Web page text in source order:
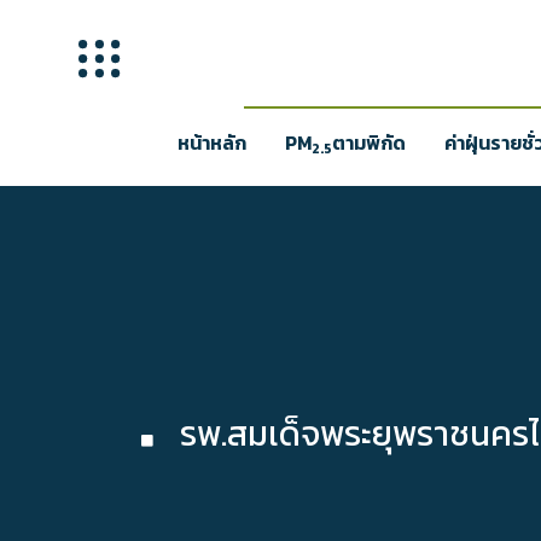
หน้าหลัก PM2.5ตามพิกัด ค่าฝุ่นรายชั่
รพ.สมเด็จพระยุพราชนค